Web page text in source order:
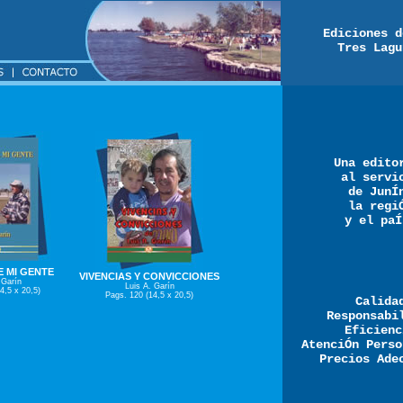
Ediciones
Tres
MI GENTE
x 20,5)
VIVENCIAS Y CONVICCIONES
Luis A. Garín
Pags. 120 (14,5 x 20,5)
Una
al
de
la
y el
AtenciÓn
Precios